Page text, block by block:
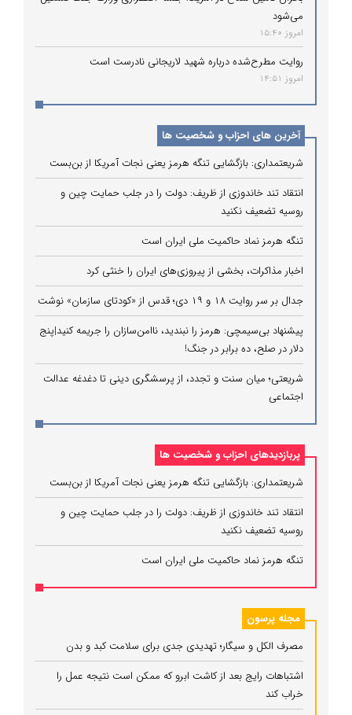
می‌شود
امروز 15:40
روایت مطرح‌شده درباره شهید لاریجانی نادرست است
امروز 14:51
آخرین های احزاب و شخصیت ها
شریعتمداری: بازگشایی تنگه هرمز یعنی نجات آمریکا از بن‌بست
انتقاد تند خاندوزی از ظریف: دولت را در جلب حمایت چین و
روسیه تضعیف نکنید
تنگه هرمز نماد حاکمیت ملی ایران است
اخبار مذاکرات، بخشی از پیروزی‌های ایران را خنثی کرد
جدال بر سر روایت ۱۸ و ۱۹ دی؛ قدس از «کودتای سازمان» نوشت
پیشنهاد بی‌سیمچی: هرمز را نبندید، ناامن‌سازان را جریمه کنید|پنج
دلار در صلح، ده برابر در جنگ!
شریعتی؛ میان سنت و تجدد، از پرسشگری دینی تا دغدغه عدالت
اجتماعی
پربازدیدهای احزاب و شخصیت ها
شریعتمداری: بازگشایی تنگه هرمز یعنی نجات آمریکا از بن‌بست
انتقاد تند خاندوزی از ظریف: دولت را در جلب حمایت چین و
روسیه تضعیف نکنید
تنگه هرمز نماد حاکمیت ملی ایران است
مجله پرسون
مصرف الکل و سیگار؛ تهدیدی جدی برای سلامت کبد و بدن
اشتباهات رایج بعد از کاشت ابرو که ممکن است نتیجه عمل را
خراب کند